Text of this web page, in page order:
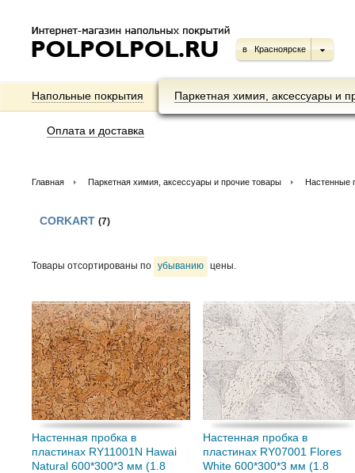
в Красноярске
Напольные покрытия Паркетная химия, аксессуары и
Оплата и доставка
Главная Паркетная химия, аксессуары и прочие товары Настенные
CORKART (7)
Товары отсортированы по убыванию цены.
Настенная пробка в
пластинах RY11001N Hawai
Natural 600*300*3 мм (1.8
Настенная пробка в
пластинах RY07001 Flores
White 600*300*3 мм (1.8